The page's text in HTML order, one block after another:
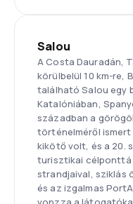
Salou
A Costa Dauradán,
körülbelül 10 km-re,
található Salou egy
Katalóniában,
században a
történelméről ismert
kikötő volt, és a 20.
turisztikai célponttá
strandjaival, sziklás
és az izgalmas